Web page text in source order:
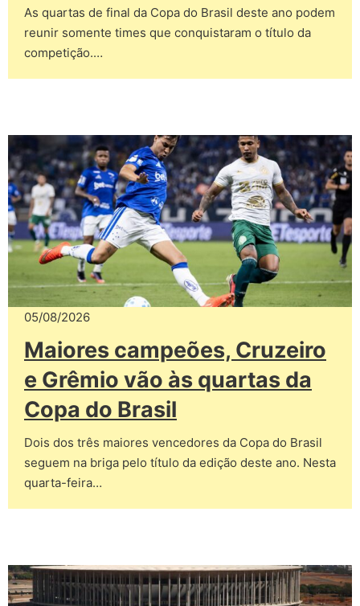
As quartas de final da Copa do Brasil deste ano podem
reunir somente times que conquistaram o título da
competição.…
05/08/2026
Maiores campeões, Cruzeiro
e Grêmio vão às quartas da
Copa do Brasil
Dois dos três maiores vencedores da Copa do Brasil
seguem na briga pelo título da edição deste ano. Nesta
quarta-feira…